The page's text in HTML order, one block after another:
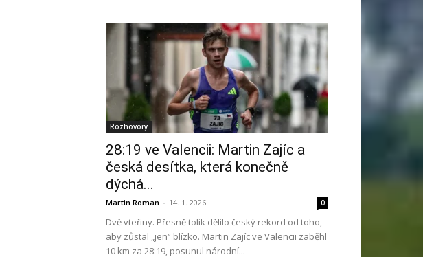
Rozhovory
28:19 ve Valencii: Martin Zajíc a
česká desítka, která konečně
dýchá...
Martin Roman - 14. 1. 2026 0
Dvě vteřiny. Přesně tolik dělilo český rekord od toho,
aby zůstal „jen“ blízko. Martin Zajíc ve Valencii zaběhl
10 km za 28:19, posunul národní...